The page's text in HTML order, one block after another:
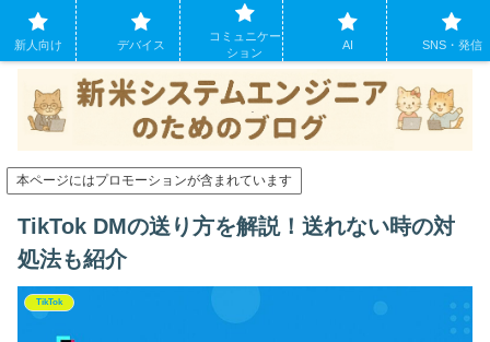
システムエンジニアになったばかりの方のために。現場でよくあるパソコンの
トラブルも
本ページにはプロモーションが含まれています
TikTok DMの送り方を解説！送れない時の対
処法も紹介
TikTok
新人向け デバイス
コミュニケー
ション
AI SNS・発信